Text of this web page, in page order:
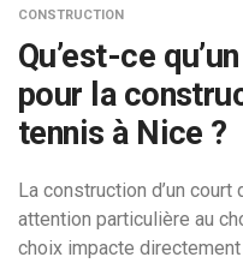
CONSTRUCTION
Qu’est-ce
pour la
tennis à Nice ?
La construction d’un
attention particulière au
choix impacte